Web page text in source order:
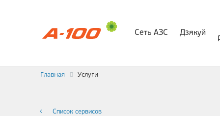
Сеть АЗС Дзякуй
Главная Услуги
Список сервисов